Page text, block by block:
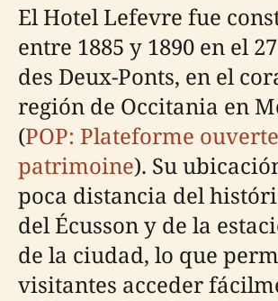
El Hotel Lefevre fue
entre 1885 y 1890 en el
des Deux-Ponts, en el
región de Occitania en
(POP: Plateforme
patrimoine). Su
poca distancia del
del Écusson y de la
de la ciudad, lo que
visitantes acceder